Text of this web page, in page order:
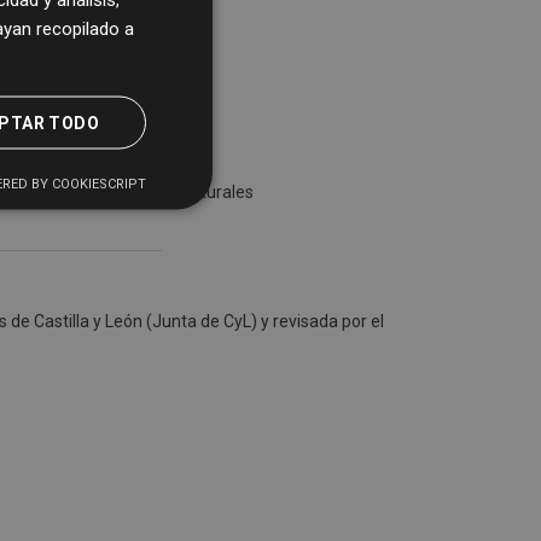
Salamanca
en el Plan de Ayudas Culturales
Castilla y León (Junta de CyL) y revisada por el
recopilado a
TODO
BY COOKIESCRIPT